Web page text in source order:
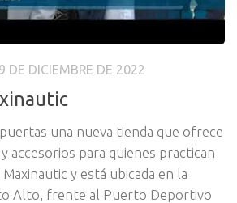
DE DICIEMBRE DE 2022
una nueva tienda que ofrece
accesorios para quienes practican
y está ubicada en la
Alto, frente al Puerto Deportivo